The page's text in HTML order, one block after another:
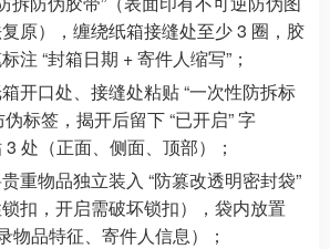
原），缠绕纸箱接缝处至少 3 圈，胶
注 “封箱日期 + 寄件人缩写”；
开口处、接缝处粘贴 “一次性防拆标
标签，揭开后留下 “已开启” 字
处（正面、侧面、顶部）；
重物品独立装入 “防篡改透明密封袋”
锁扣，开启需破坏锁扣），袋内放置
物品特征、寄件人信息）；